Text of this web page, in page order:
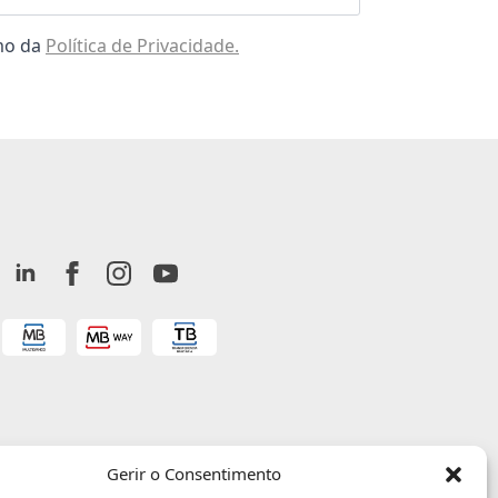
Gerir o Consentimento
da Política de Privacidade.